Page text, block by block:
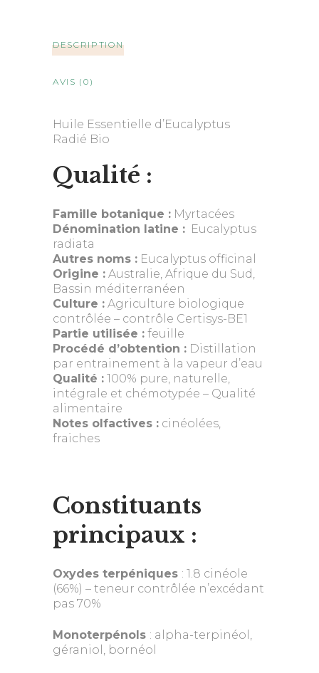
DESCRIPTION
AVIS (0)
Huile Essentielle d’Eucalyptus
Radié Bio
Qualité :
Famille botanique : Myrtacées
Dénomination latine : Eucalyptus
radiata
Autres noms : Eucalyptus officinal
Origine : Australie, Afrique du Sud,
Bassin méditerranéen
Culture : Agriculture biologique
contrôlée – contrôle Certisys-BE1
Partie utilisée : feuille
Procédé d’obtention : Distillation
par entrainement à la vapeur d’eau
Qualité : 100% pure, naturelle,
intégrale et chémotypée – Qualité
alimentaire
Notes olfactives : cinéolées,
fraiches
Constituants
principaux :
Oxydes terpéniques : 1.8 cinéole
(66%) – teneur contrôlée n’excédant
pas 70%
Monoterpénols : alpha-terpinéol,
géraniol, bornéol